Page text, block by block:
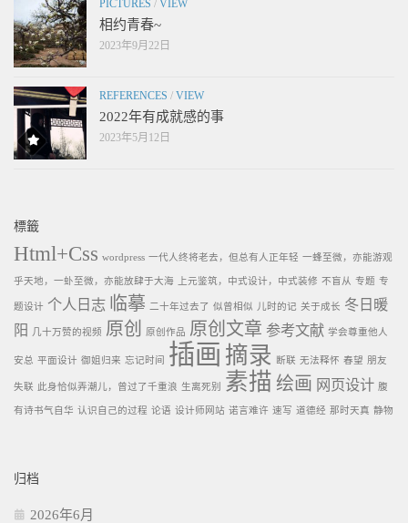
PICTURES / VIEW
相约青春~
2023年9月22日
REFERENCES / VIEW
2022年有成就感的事
2023年5月12日
標籤
Html+Css wordpress 一代人终将老去，但总有人正年轻 一蜂至微，亦能游观
乎天地，一虲至微，亦能放肆于大海 上元鉴筑，中式设计，中式装修 不盲从 专题 专
题设计 个人日志 临摹 二十年过去了 似曾相似 儿时的记 关于成长 冬日暖
阳
几十万赞的视频 原创 原创作品 原创文章 参考文献 学会尊重他人
安总 平面设计 御姐归来 忘记时间 插画 摘录 断联 无法释怀 春望 朋友
失联 此身恰似弄潮儿，曾过了千重浪 生离死别 素描 绘画 网页设计 腹
有诗书气自华 认识自己的过程 论语 设计师网站 诺言难许 速写 道德经 那时天真 静物
归档
2026年6月